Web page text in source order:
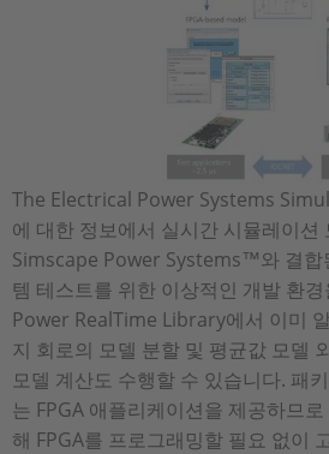
The Electrical Power Systems
에 대한 정보에서 실시간 시뮬레이션
Simscape Power Systems™와 결합
템 테스트를 위한 이상적인 개발 환
Power RealTime Library에서 이미
지 회로의 모델 분할 및 평균값 모델
모델 계산도 수행할 수 있습니다. 패
는 FPGA 애플리케이션을 제공하므
해 FPGA를 프로그래밍할 필요 없이